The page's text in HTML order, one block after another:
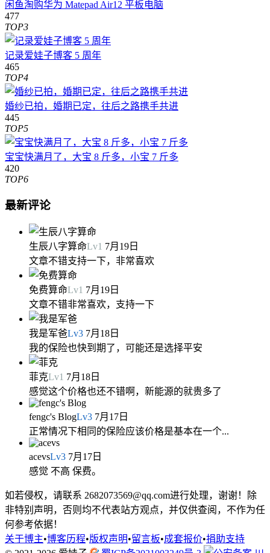
闲鱼淘购华为 Matepad Air12 平板电脑
477
TOP3
记录爱娃子博客 5 周年
465
TOP4
婚纱已拍，婚期已定，往后之路携手共进
445
TOP5
宝宝快满月了，大宝 8 斤多，小宝 7 斤多
420
TOP6
最新评论
生辰八字算命Lv1 7月19日
文章不错支持一下，非常喜欢
免费算命Lv1 7月19日
文章不错非常喜欢，支持一下
我是军爸Lv3 7月18日
我的保险也快到期了，可能还是选择平安
菲克Lv1 7月18日
感觉这个价格也还不错啊，新能源的就贵多了
fengc's BlogLv3 7月17日
正常情况下相同的保险应该价格是基本在一个...
acevsLv3 7月17日
感觉 不高 保费。
如若侵权，请联系 2682073569@qq.com进行处理，谢谢！除
非特别声明，否则均不代表站方观点，并仅供查阅，不作为任
何参考依据！
关于博主•博客历程•版权声明•留言板•成套报价•捐助支持